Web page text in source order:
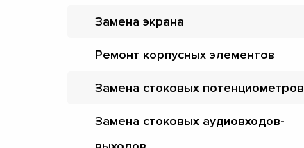
Замена экрана
Ремонт корпусных элементов
Замена стоковых потенциометров
Замена стоковых аудиовходов-